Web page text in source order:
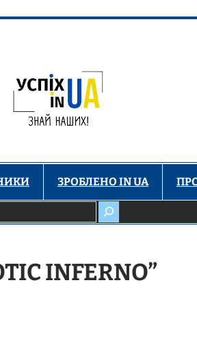
ЗРОБЛЕНО IN UA
INFERNO”